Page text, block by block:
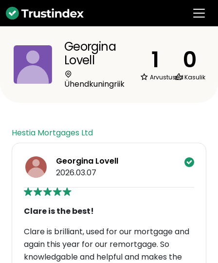
Georgina
Lovell
Ühendkuningriik
1
Arvustused
0
Kasulik
Hestia Mortgages Ltd
Georgina Lovell
2026.03.07
Clare is the best!
Clare is brilliant, used for our mortgage and
again this year for our remortgage. So
knowledgable and helpful and makes the